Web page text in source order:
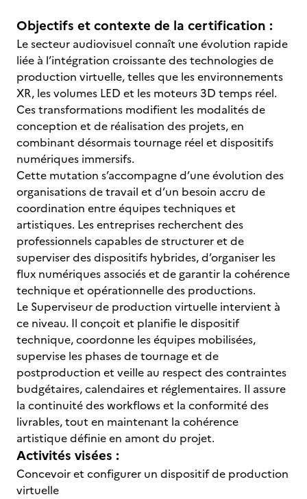
Objectifs et contexte de la certification :
Le secteur audiovisuel connaît une évolution rapide
liée à l’intégration croissante des technologies de
production virtuelle, telles que les environnements
XR, les volumes LED et les moteurs 3D temps réel.
Ces transformations modifient les modalités de
conception et de réalisation des projets, en
combinant désormais tournage réel et dispositifs
numériques immersifs.
Cette mutation s’accompagne d’une évolution des
organisations de travail et d’un besoin accru de
coordination entre équipes techniques et
artistiques. Les entreprises recherchent des
professionnels capables de structurer et de
superviser des dispositifs hybrides, d’organiser les
flux numériques associés et de garantir la cohérence
technique et opérationnelle des productions.
Le Superviseur de production virtuelle intervient à
ce niveau. Il conçoit et planifie le dispositif
technique, coordonne les équipes mobilisées,
supervise les phases de tournage et de
postproduction et veille au respect des contraintes
budgétaires, calendaires et réglementaires. Il assure
la continuité des workflows et la conformité des
livrables, tout en maintenant la cohérence
artistique définie en amont du projet.
Activités visées :
Concevoir et configurer un dispositif de production
virtuelle